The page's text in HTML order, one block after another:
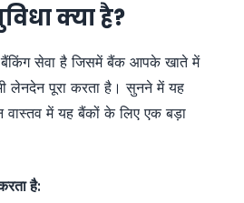
क्या है?
बैंकिंग सेवा है जिसमें बैंक आपके खाते में
भी लेनदेन पूरा करता है। सुनने में यह
वास्तव में यह बैंकों के लिए एक बड़ा
है: